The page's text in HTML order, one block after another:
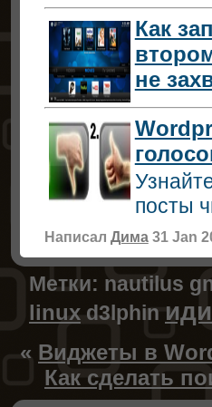
Как
не
посты
Написал Дима31 Jan
Метки: nautilus
linux d3lphin
« Виджеты в
Как сделать